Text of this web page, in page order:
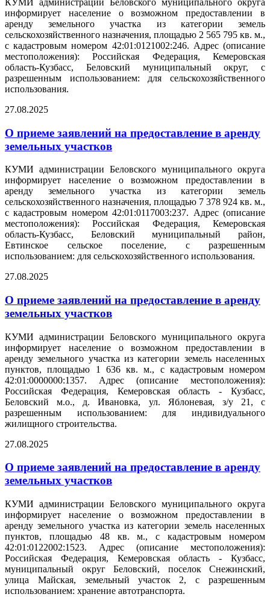
информирует население о возможном предоставлении в
аренду земельного участка из категории земель
сельскохозяйственного назначения, площадью 2 565 795 кв. м.,
с кадастровым номером 42:01:0121002:246. Адрес (описание
местоположения): Российская Федерация, Кемеровская
область-Кузбасс, Беловский муниципальный округ, с
разрешенным использованием: для сельскохозяйственного
использования.
27.08.2025
О приеме заявлений на предоставление в аренду
земельных участков
КУМИ администрации Беловского муниципального округа
информирует население о возможном предоставлении в
аренду земельного участка из категории земель
сельскохозяйственного назначения, площадью 7 378 924 кв. м.,
с кадастровым номером 42:01:0117003:237. Адрес (описание
местоположения): Российская Федерация, Кемеровская
область-Кузбасс, Беловский муниципальный район,
Евтинское сельское поселение, с разрешенным
использованием: для сельскохозяйственного использования.
27.08.2025
О приеме заявлений на предоставление в аренду
земельных участков
КУМИ администрации Беловского муниципального округа
информирует население о возможном предоставлении в
аренду земельного участка из категории земель населенных
пунктов, площадью 1 636 кв. м., с кадастровым номером
42:01:0000000:1357. Адрес (описание местоположения):
Российская Федерация, Кемеровская область - Кузбасс,
Беловский м.о., д. Ивановка, ул. Яблоневая, з/у 21, с
разрешенным использованием: для индивидуального
жилищного строительства.
27.08.2025
О приеме заявлений на предоставление в аренду
земельных участков
КУМИ администрации Беловского муниципального округа
информирует население о возможном предоставлении в
аренду земельного участка из категории земель населенных
пунктов, площадью 48 кв. м., с кадастровым номером
42:01:0122002:1523. Адрес (описание местоположения):
Российская Федерация, Кемеровская область - Кузбасс,
муниципальный округ Беловский, поселок Снежинский,
улица Майская, земельный участок 2, с разрешенным
использованием: хранение автотранспорта.